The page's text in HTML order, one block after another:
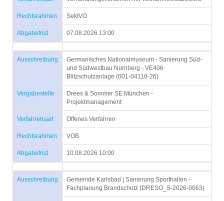
Rechtsrahmen SektVO
Abgabefrist 07.08.2026 13:00
Ausschreibung
Germanisches Nationalmuseum - Sanierung Süd-
und Südwestbau Nürnberg - VE406
Blitzschutzanlage (001-04110-26)
Vergabestelle
Drees & Sommer SE München -
Projektmanagement
Verfahrensart Offenes Verfahren
Rechtsrahmen VOB
Abgabefrist 10.08.2026 10:00
Ausschreibung
Gemeinde Karlsbad | Sanierung Sporthallen -
Fachplanung Brandschutz (DRESO_S-2026-0063)